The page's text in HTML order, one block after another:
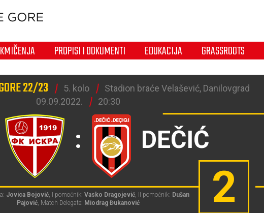
PROPISI I DOKUMENTI EDUKACIJA GRASSROOTS
22/23 5. kolo
Stadion braće Velašević, Danilovgrad
09.09.2022.
20:30
: DEČIĆ
2
Jovica Bojović, I pomoćnik: Vasko Dragojević, II pomoćnik: Dušan
Pajović, Match Delegate: Miodrag Đukanović